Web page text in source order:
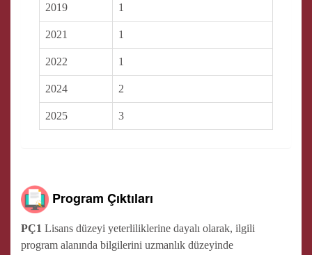
2019 1
2021 1
2022 1
2024 2
2025 3
Program Çıktıları
PÇ1 Lisans düzeyi yeterliliklerine dayalı olarak, ilgili
program alanında bilgilerini uzmanlık düzeyinde